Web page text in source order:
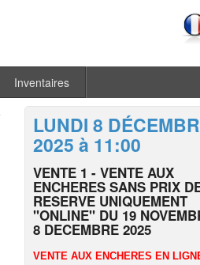
Inventaires
LUNDI 8
2025 à 11:00
VENTE 1 - VENTE AUX
ENCHERES SANS PRIX
RESERVE UNIQUEMENT
"ONLINE" DU 19
8 DECEMBRE 2025
VENTE AUX ENCHERES EN